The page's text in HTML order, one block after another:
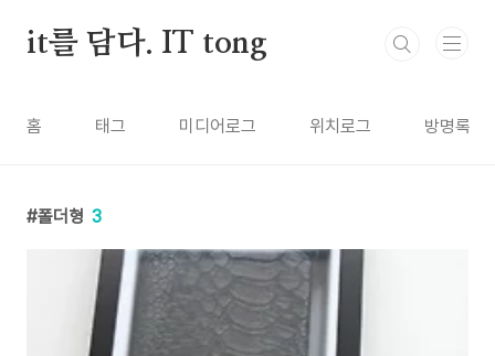
it를 담다. IT tong
홈 태그 미디어로그 위치로그 방명록
폴더형 3